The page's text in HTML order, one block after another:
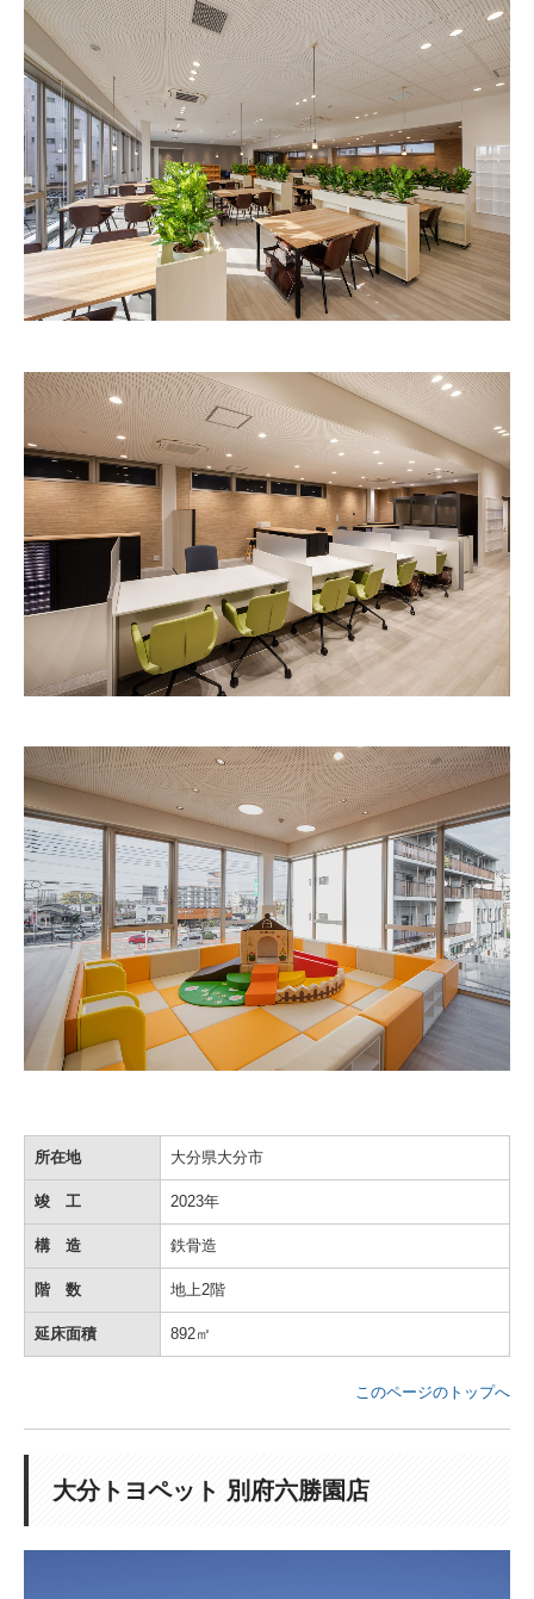
所在地 大分県大分市
竣 工 2023年
構 造 鉄骨造
階 数 地上2階
延床面積 892㎡
このページのトップへ
大分トヨペット 別府六勝園店